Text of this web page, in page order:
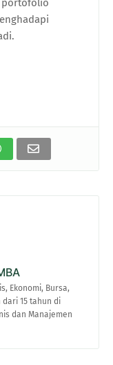
portofolio
Ekonomi, Bursa,
15 tahun di
dan Manajemen